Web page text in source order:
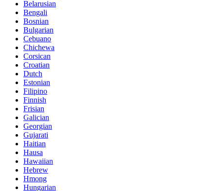
Belarusian
Bengali
Bosnian
Bulgarian
Cebuano
Chichewa
Corsican
Croatian
Dutch
Estonian
Filipino
Finnish
Frisian
Galician
Georgian
Gujarati
Haitian
Hausa
Hawaiian
Hebrew
Hmong
Hungarian